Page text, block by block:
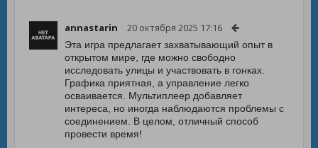
annastarin 20 октября 2025 17:16
Эта игра предлагает захватывающий опыт в
открытом мире, где можно свободно
исследовать улицы и участвовать в гонках.
Графика приятная, а управление легко
осваивается. Мультиплеер добавляет
интереса, но иногда наблюдаются проблемы с
соединением. В целом, отличный способ
провести время!